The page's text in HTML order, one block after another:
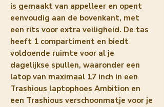
is gemaakt van appelleer en opent
eenvoudig aan de bovenkant, met
een rits voor extra veiligheid. De tas
heeft 1 compartiment en biedt
voldoende ruimte voor al je
dagelijkse spullen, waaronder een
latop van maximaal 17 inch in een
Trashious laptophoes Ambition en
een Trashious verschoonmatje voor je